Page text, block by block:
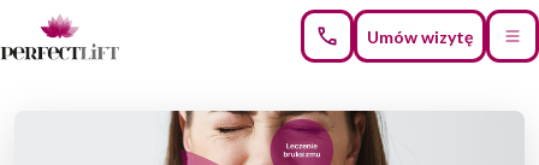
Umów wizytę